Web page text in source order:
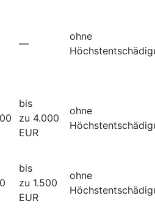
—
ohne
bis
zu 4.000
EUR
ohne
bis
zu 1.500
EUR
ohne